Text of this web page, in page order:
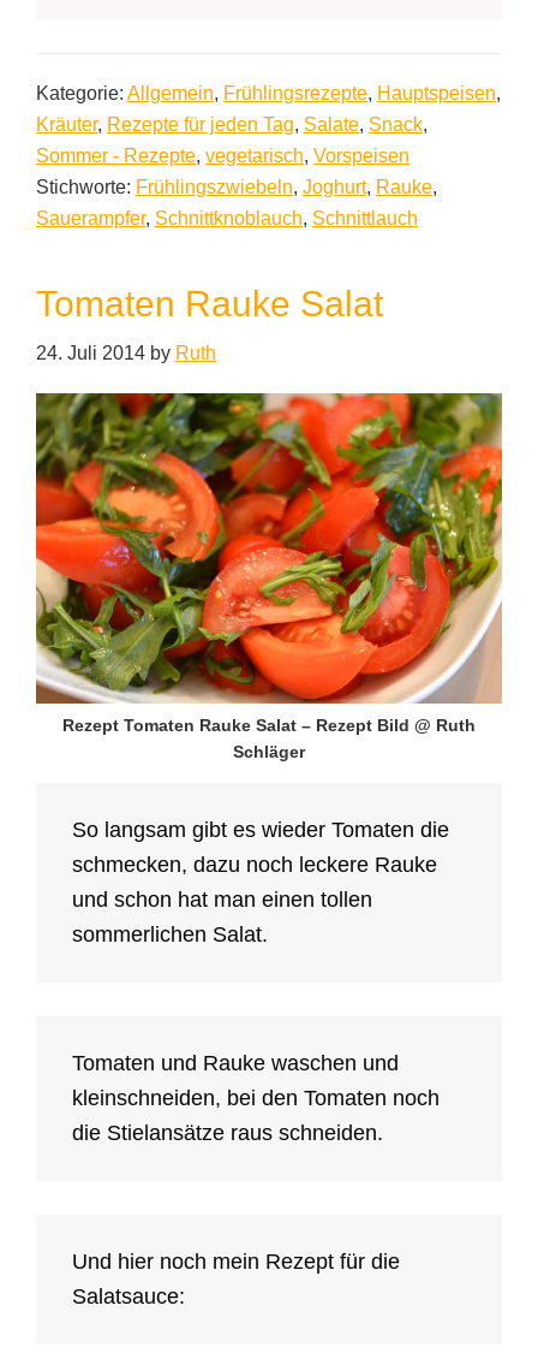
Kategorie: Allgemein, Frühlingsrezepte, Hauptspeisen,
Kräuter, Rezepte für jeden Tag, Salate, Snack,
Sommer - Rezepte, vegetarisch, Vorspeisen
Stichworte: Frühlingszwiebeln, Joghurt, Rauke,
Sauerampfer, Schnittknoblauch, Schnittlauch
Tomaten Rauke Salat
24. Juli 2014 by Ruth
Rezept Tomaten Rauke Salat – Rezept Bild @ Ruth
Schläger
So langsam gibt es wieder Tomaten die
schmecken, dazu noch leckere Rauke
und schon hat man einen tollen
sommerlichen Salat.
Tomaten und Rauke waschen und
kleinschneiden, bei den Tomaten noch
die Stielansätze raus schneiden.
Und hier noch mein Rezept für die
Salatsauce: